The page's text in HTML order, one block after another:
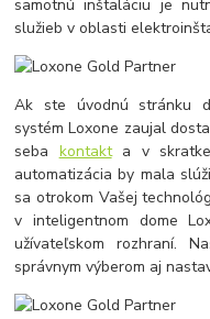
samotnú inštaláciu je
služieb v oblasti
Ak ste úvodnú stránku
systém Loxone zaujal
seba kontakta v skratke
automatizácia by mala
sa otrokom Vašej
v inteligentnom dome
užívateľskom rozhraní.
správnym výberom aj